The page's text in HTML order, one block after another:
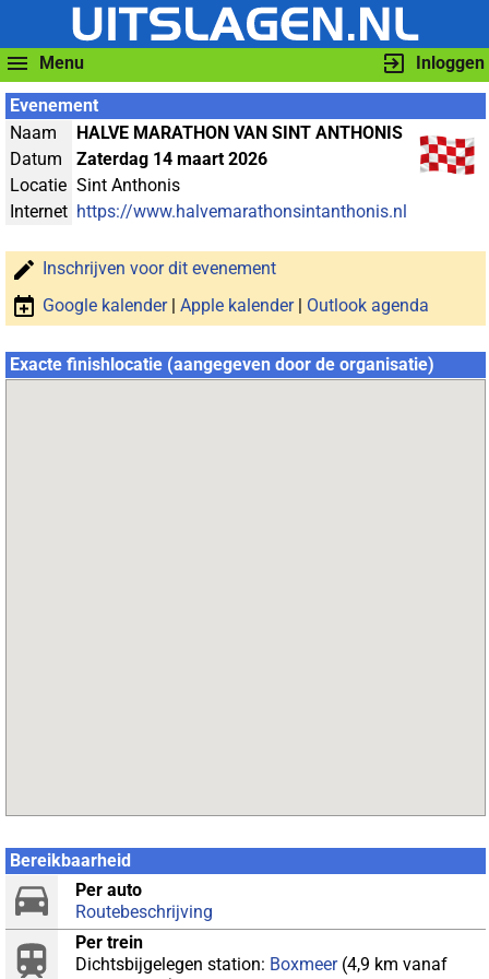
Menu Inloggen
Evenement
Naam
HALVE MARATHON VAN SINT ANTHONIS
Datum
Zaterdag 14 maart 2026
Locatie Sint Anthonis
Internet https://www.halvemarathonsintanthonis.nl
Inschrijven voor dit evenement
Google kalender| Apple kalender| Outlook agenda
Exacte finishlocatie (aangegeven door de organisatie)
Bereikbaarheid
Per auto
Routebeschrijving
Per trein
Dichtsbijgelegen station: Boxmeer(4,9 km vanaf